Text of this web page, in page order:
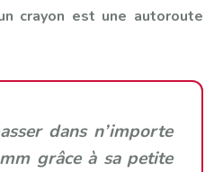
crayon est une autoroute
dans n’importe
grâce à sa petite